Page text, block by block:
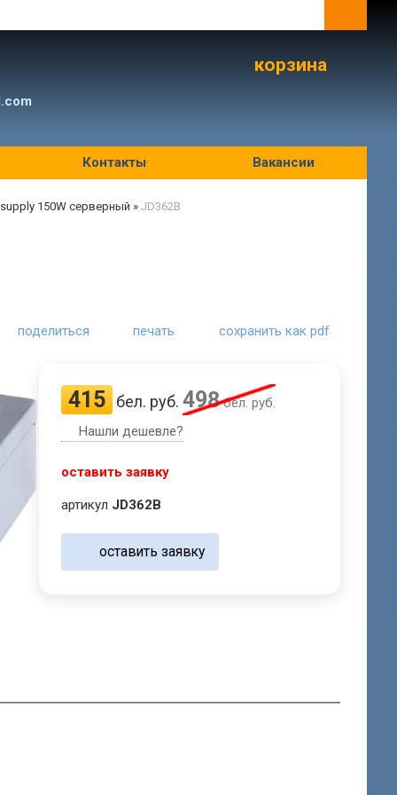
корзина
Контакты Вакансии
150W серверный » JD362B
поделиться печать сохранить как pdf
415 бел. руб. 498бел. руб.
Нашли дешевле?
оставить заявку
артикул JD362B
оставить заявку